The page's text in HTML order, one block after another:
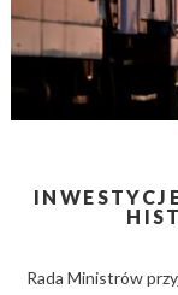
Rada Ministrów